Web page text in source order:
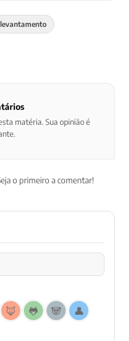
levantamento
matéria. Sua opinião é
o primeiro a comentar!
🦊 🐸 🐼
👤